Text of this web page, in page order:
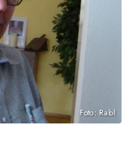
Foto: Rabl